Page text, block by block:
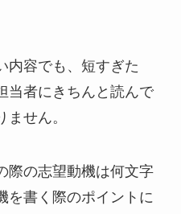
内容でも、短すぎた
当者にきちんと読んで
せん。
際の志望動機は何文字
を書く際のポイントに